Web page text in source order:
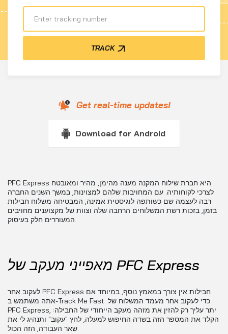
TRACK
Get real-time updates!
Download for Android
PFC Express היא חברת שילוח המקנה מענה מהימן, מהיר ומאובטח
לצרכי לקוחותיה. עם המחויבות שלהם למצוינות, במשך השנים החברה
רבה לעצמה שם כשותפה לוגיסטית אמינה, המבטיחה משלוח חבילות
בזמן, בזכות רשת המשלוחים הרחבה שלה וצוות של מקצוענים מחויבים
המעוררים חלק בעיסוק.
מאפייני מעקב של PFC Express
לעקוב אחר PFC Express חבילות אין צורך במאמץ נוסף, במיוחד אם
אתה משתמש ב-Track Me Fast. כדי לעקוב אחר מעמד המשלוח של
PFC Express, יתר עליך רק להזין את מזהה מעקב הייחודי של החבילה:
הקלד את המספר הזה בשדה החיפוש למעלה, לחץ "עקוב" ותנהיג לי את
שאר העבודה, הזה הכול.